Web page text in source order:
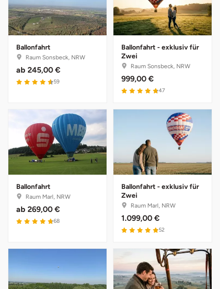
Ballonfahrt
Raum Sonsbeck, NRW
ab 245,00 €
4.6 von 5
59
Ballonfahrt - exklusiv für
Zwei
Raum Sonsbeck, NRW
999,00 €
4.8 von 5
47
Ballonfahrt
Raum Marl, NRW
ab 269,00 €
4.8 von 5
68
Ballonfahrt - exklusiv für
Zwei
Raum Marl, NRW
1.099,00 €
4.9 von 5
52